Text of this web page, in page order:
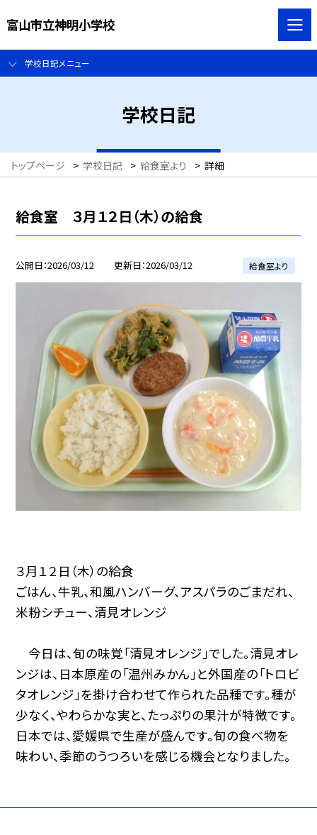
富山市立神明小学校
学校日記メニュー
学校日記
トップページ > 学校日記 > 給食室より > 詳細
給食室 ３月１２日（木）の給食
公開日 2026/03/12 更新日 2026/03/12 給食室より
３月１２日（木）の給食
ごはん、牛乳、和風ハンバーグ、アスパラのごまだれ、
米粉シチュー、清見オレンジ
今日は、旬の味覚「清見オレンジ」でした。清見オレ
ンジは、日本原産の「温州みかん」と外国産の「トロビ
タオレンジ」を掛け合わせて作られた品種です。種が
少なく、やわらかな実と、たっぷりの果汁が特徴です。
日本では、愛媛県で生産が盛んです。旬の食べ物を
味わい、季節のうつろいを感じる機会となりました。